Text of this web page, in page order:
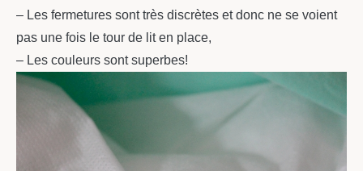
– Les fermetures sont très discrètes et donc ne se voient
pas une fois le tour de lit en place,
– Les couleurs sont superbes!